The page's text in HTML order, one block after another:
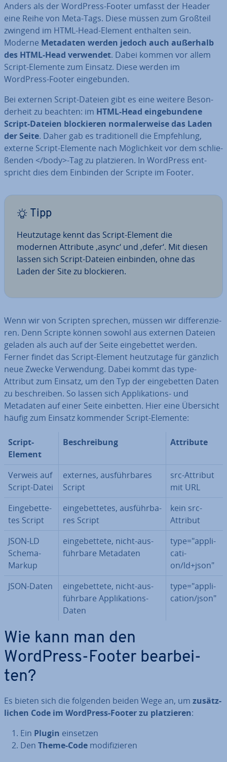
Anders als der WordPress-Footer umfasst der Header
eine Reihe von Meta-Tags. Diese müssen zum Großteil
zwingend im HTML-Head-Element enthalten sein.
Moderne Metadaten werden jedoch auch außerhalb
des HTML-Head verwendet. Dabei kommen vor allem
Script-Elemente zum Einsatz. Diese werden im
WordPress-Footer ein­ge­bun­den.
Bei externen Script-Dateien gibt es eine weitere Be­son­
der­heit zu beachten: im HTML-Head ein­ge­bun­de­ne
Script-Dateien blo­ckie­ren nor­ma­ler­wei­se das Laden
der Seite. Daher gab es tra­di­tio­nell die Emp­feh­lung,
externe Script-Elemente nach Mög­lich­keit vor dem schlie­
ßen­den </body>-Tag zu plat­zie­ren. In WordPress ent­
spricht dies dem Einbinden der Scripte im Footer.
Tipp
Heut­zu­ta­ge kennt das Script-Element die
modernen Attribute ‚async‘ und ‚defer‘. Mit diesen
lassen sich Script-Dateien einbinden, ohne das
Laden der Site zu blo­ckie­ren.
Wenn wir von Scripten sprechen, müssen wir dif­fe­ren­zie­
ren. Denn Scripte können sowohl aus externen Dateien
geladen als auch auf der Seite ein­ge­bet­tet werden.
Ferner findet das Script-Element heut­zu­ta­ge für gänzlich
neue Zwecke Ver­wen­dung. Dabei kommt das type-
Attribut zum Einsatz, um den Typ der ein­ge­bet­ten Daten
zu be­schrei­ben. So lassen sich Ap­pli­ka­ti­ons- und
Metadaten auf einer Seite einbetten. Hier eine Übersicht
häufig zum Einsatz kommender Script-Elemente:
Script-
Element
Be­schrei­bung Attribute
Verweis auf
Script-Datei
externes, aus­führ­ba­res
Script
src-Attribut
mit URL
Ein­ge­bet­te­
tes Script
ein­ge­bet­te­tes, aus­führ­ba­
res Script
kein src-
Attribut
JSON-LD
Schema-
Markup
ein­ge­bet­te­te, nicht-aus­
führ­ba­re Metadaten
type="ap­pli­
ca­ti­
on/ld+json"
JSON-Daten
ein­ge­bet­te­te, nicht-aus­
führ­ba­re Ap­pli­ka­ti­ons-
Daten
type="ap­pli­
ca­ti­on/json"
Wie kann man den
WordPress-Footer be­ar­bei­
ten?
Es bieten sich die folgenden beiden Wege an, um zu­sätz­
li­chen Code im WordPress-Footer zu plat­zie­ren:
Ein Plugin einsetzen
Den Theme-Code mo­di­fi­zie­ren